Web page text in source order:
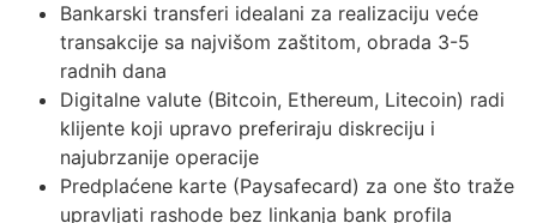
Bankarski transferi idealani za realizaciju veće
transakcije sa najvišom zaštitom, obrada 3-5
radnih dana
Digitalne valute (Bitcoin, Ethereum, Litecoin) radi
klijente koji upravo preferiraju diskreciju i
najubrzanije operacije
Predplaćene karte (Paysafecard) za one što traže
upravljati rashode bez linkanja bank profila